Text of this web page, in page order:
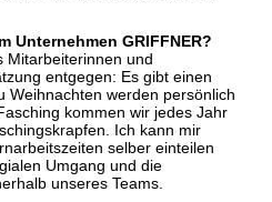
Unternehmen GRIFFNER?
Mitarbeiterinnen und
entgegen: Es gibt einen
Weihnachten werden persönlich
kommen wir jedes Jahr
Ich kann mir
selber einteilen
Umgang und die
unseres Teams.